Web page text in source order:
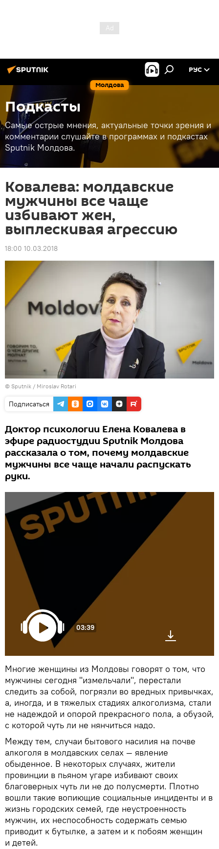
Молдова
РУС
Подкасты
Самые острые мнения, актуальные точки зрения и
комментарии слушайте в программах и подкастах
Sputnik Молдова.
Ковалева: молдавские
мужчины все чаще
избивают жен,
выплескивая агрессию
18:00 10.03.2018
© Sputnik / Miroslav Rotari
Подписаться
Доктор психологии Елена Ковалева в
эфире радиостудии Sputnik Молдова
рассказала о том, почему молдавские
мужчины все чаще начали распускать
руки.
03:39
Многие женщины из Молдовы говорят о том, что
мужчины сегодня "измельчали", перестали
следить за собой, погрязли во вредных привычках,
а, иногда, и в тяжелых стадиях алкоголизма, стали
не надеждой и опорой прекрасного пола, а обузой,
с которой чуть ли не нянчиться надо.
Между тем, случаи бытового насилия на почве
алкоголя в молдавских селах — явление
обыденное. В некоторых случаях, жители
провинции в пьяном угаре избивают своих
благоверных чуть ли не до полусмерти. Плотно
вошли такие вопиющие социальные инциденты и в
жизнь городских семей, где неустроенность
мужчин, их неспособность содержать семью
приводит к бутылке, а затем и к побоям женщин
и детей.